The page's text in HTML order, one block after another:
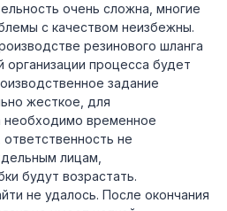
очень сложна, многие
с качеством неизбежны.
резинового шланга
организации процесса будет
задание
жесткое, для
необходимо временное
не
лицам,
будут возрастать.
не удалось. После окончания